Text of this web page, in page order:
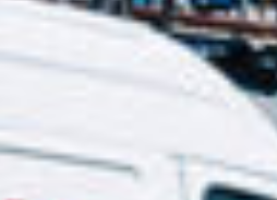
South America